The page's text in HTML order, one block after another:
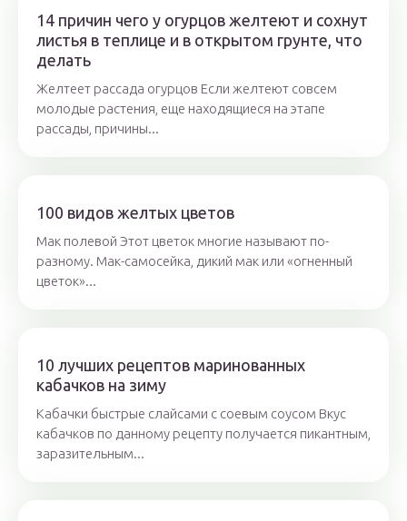
14 причин чего у огурцов желтеют и сохнут
листья в теплице и в открытом грунте, что
делать
Желтеет рассада огурцов Если желтеют совсем
молодые растения, еще находящиеся на этапе
рассады, причины...
100 видов желтых цветов
Мак полевой Этот цветок многие называют по-
разному. Мак-самосейка, дикий мак или «огненный
цветок»...
10 лучших рецептов маринованных
кабачков на зиму
Кабачки быстрые слайсами с соевым соусом Вкус
кабачков по данному рецепту получается пикантным,
заразительным...